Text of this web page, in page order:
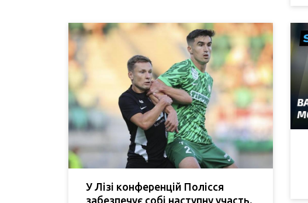
У Лізі конференцій Полісся
забезпечує собі наступну участь.